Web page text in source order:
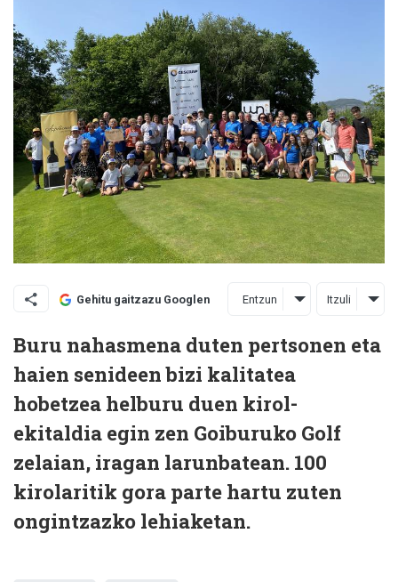
Gehitu gaitzazu Googlen Entzun Itzuli
Buru nahasmena duten pertsonen eta
haien senideen bizi kalitatea
hobetzea helburu duen kirol-
ekitaldia egin zen Goiburuko Golf
zelaian, iragan larunbatean. 100
kirolaritik gora parte hartu zuten
ongintzazko lehiaketan.